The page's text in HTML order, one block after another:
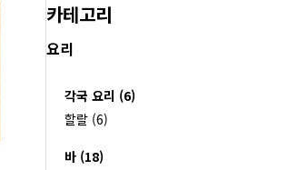
카테고리
요리
각국 요리 (6)
할랄 (6)
바 (18)